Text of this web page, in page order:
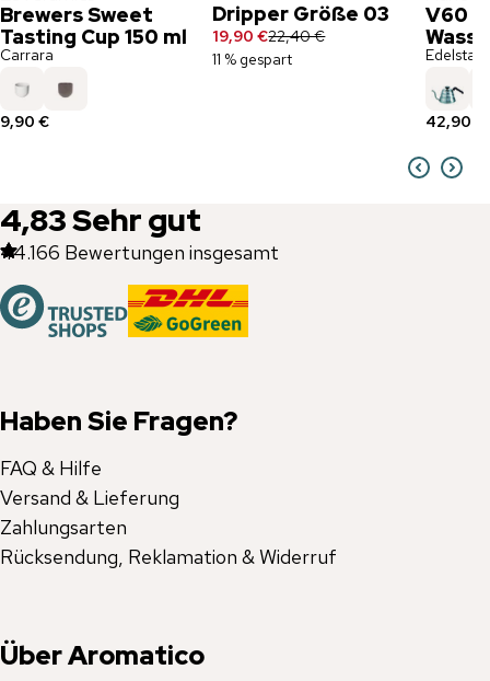
Brewers Sweet
Tasting Cup 150 ml
Carrara
9,90 €
Dripper Größe 03
19,90 €22,40 €
11 % gespart
V60
Edelstahl
42,90 €
4,83Sehr gut
44.166 Bewertungen insgesamt
Haben Sie Fragen?
FAQ & Hilfe
Versand & Lieferung
Zahlungsarten
Rücksendung, Reklamation & Widerruf
Über Aromatico